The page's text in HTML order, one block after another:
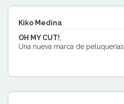
Kiko Medina
OH MY CUT!
Una nueva marca de peluquerías